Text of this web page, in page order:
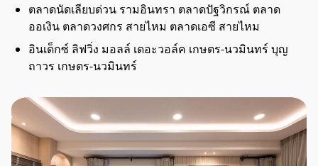
ตลาดนัดเลียบด่วน รามอินทรา ตลาดปัฐวิกรณ์ ตลาด
ออเงิน ตลาดวงศกร สายไหม ตลาดเอซี สายไหม
อินเด็กซ์ ลิฟวิ่ง มอลล์ เดอะวอล์ค เกษตร-นวมินทร์ บุญ
ถาวร เกษตร-นวมินทร์